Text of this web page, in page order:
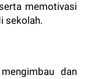
memotivasi
sekolah.
dan